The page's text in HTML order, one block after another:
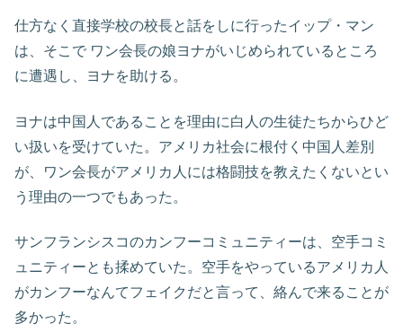
仕方なく直接学校の校長と話をしに行ったイップ・マン
は、そこで ワン会長の娘ヨナがいじめられているところ
に遭遇し、ヨナを助ける。
ヨナは中国人であることを理由に白人の生徒たちからひど
い扱いを受けていた。アメリカ社会に根付く中国人差別
が、ワン会長がアメリカ人には格闘技を教えたくないとい
う理由の一つでもあった。
サンフランシスコのカンフーコミュニティーは、空手コミ
ュニティーとも揉めていた。空手をやっているアメリカ人
がカンフーなんてフェイクだと言って、絡んで来ることが
多かった。